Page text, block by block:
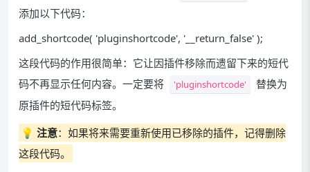
添加以下代码：
add_shortcode( 'pluginshortcode', '__return_false' );
这段代码的作用很简单：它让因插件移除而遗留下来的短代
码不再显示任何内容。一定要将
'pluginshortcode'
替换为
原插件的短代码标签。
💡 注意：如果将来需要重新使用已移除的插件，记得删除
这段代码。